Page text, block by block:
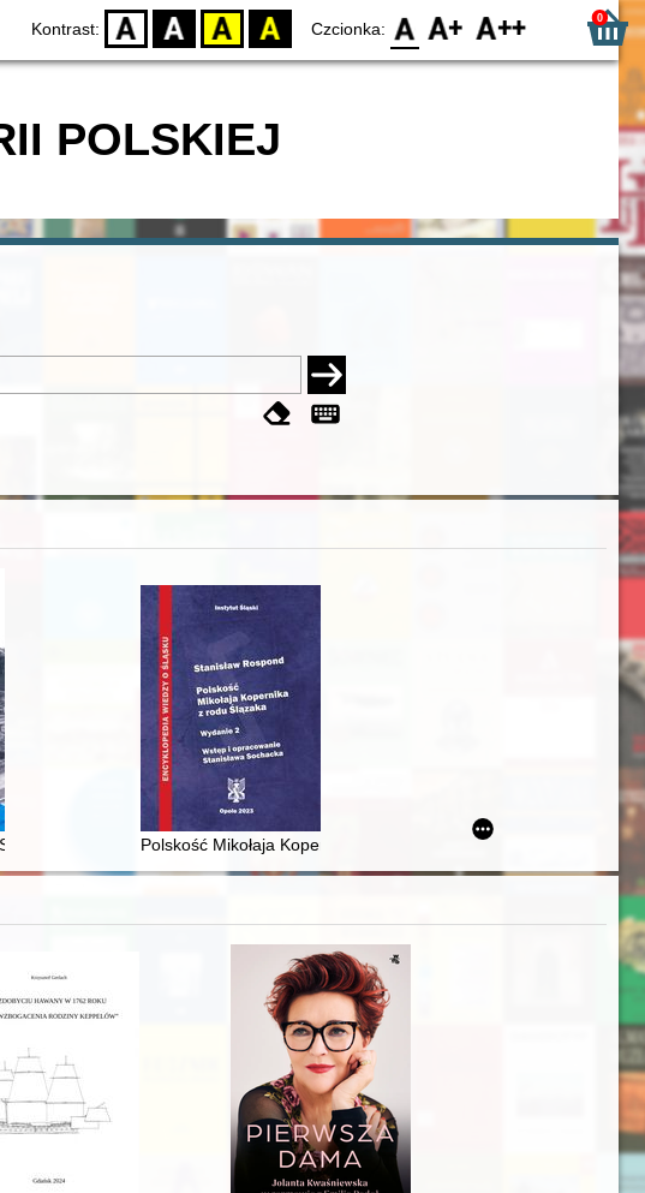
Kontrast: D BW YB BY Czcionka: F0 F1 F2 0
POLSKIEJ
dziś : prestiż finansowy i towarzyski lokalnego mieszczaństwa w 2. poł. XIX w
Polskość Mikołaja Kopernika z rodu Ślązaka